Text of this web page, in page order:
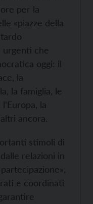
per la
«piazze della
urgenti che
oggi: il
la
la famiglia, le
la
ancora.
stimoli di
relazioni in
e coordinati